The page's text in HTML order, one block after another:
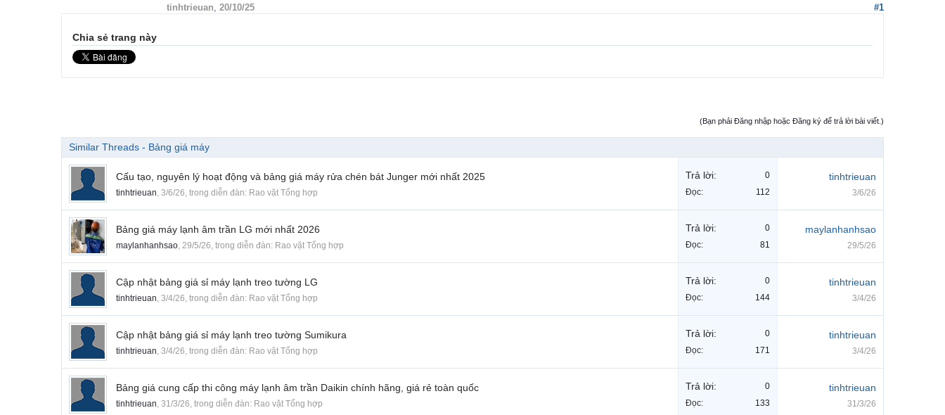
tinhtrieuan, 20/10/25 #1
Chia sẻ trang này
(Bạn phải Đăng nhập hoặc Đăng ký để trả lời bài viết.)
Similar Threads - Bảng giá máy
Cấu tạo, nguyên lý hoạt động và bảng giá máy rửa chén bát Junger mới nhất 2025
tinhtrieuan, 3/6/26, trong diễn đàn: Rao vặt Tổng hợp
Trả lời:
0
Đọc:
112
tinhtrieuan
3/6/26
Bảng giá máy lạnh âm trần LG mới nhất 2026
maylanhanhsao, 29/5/26, trong diễn đàn: Rao vặt Tổng hợp
Trả lời:
0
Đọc:
81
maylanhanhsao
29/5/26
Cập nhật bảng giá sỉ máy lạnh treo tường LG
tinhtrieuan, 3/4/26, trong diễn đàn: Rao vặt Tổng hợp
Trả lời:
0
Đọc:
144
tinhtrieuan
3/4/26
Cập nhật bảng giá sỉ máy lạnh treo tường Sumikura
tinhtrieuan, 3/4/26, trong diễn đàn: Rao vặt Tổng hợp
Trả lời:
0
Đọc:
171
tinhtrieuan
3/4/26
Bảng giá cung cấp thi công máy lạnh âm trần Daikin chính hãng, giá rẻ toàn quốc
tinhtrieuan, 31/3/26, trong diễn đàn: Rao vặt Tổng hợp
Trả lời:
0
Đọc:
133
tinhtrieuan
31/3/26